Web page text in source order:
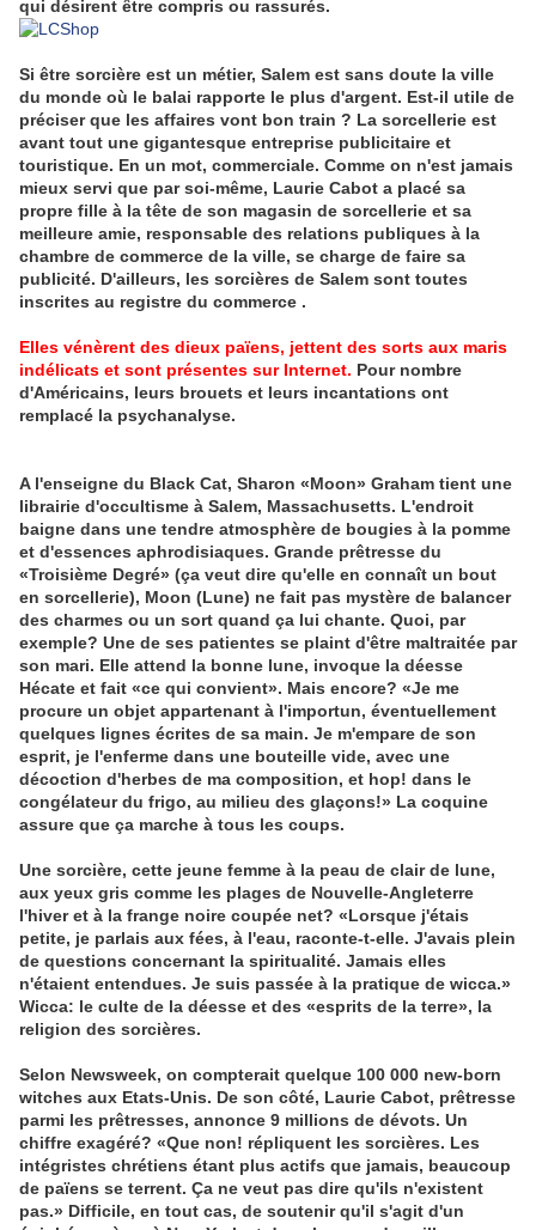
qui désirent être compris ou rassurés.
Si être sorcière est un métier, Salem est sans doute la ville
du monde où le balai rapporte le plus d'argent. Est-il utile de
préciser que les affaires vont bon train ? La sorcellerie est
avant tout une gigantesque entreprise publicitaire et
touristique. En un mot, commerciale. Comme on n'est jamais
mieux servi que par soi-même, Laurie Cabot a placé sa
propre fille à la tête de son magasin de sorcellerie et sa
meilleure amie, responsable des relations publiques à la
chambre de commerce de la ville, se charge de faire sa
publicité. D'ailleurs, les sorcières de Salem sont toutes
inscrites au registre du commerce .
Elles vénèrent des dieux païens, jettent des sorts aux maris
indélicats et sont présentes sur Internet. Pour nombre
d'Américains, leurs brouets et leurs incantations ont
remplacé la psychanalyse.
A l'enseigne du Black Cat, Sharon «Moon» Graham tient une
librairie d'occultisme à Salem, Massachusetts. L'endroit
baigne dans une tendre atmosphère de bougies à la pomme
et d'essences aphrodisiaques. Grande prêtresse du
«Troisième Degré» (ça veut dire qu'elle en connaît un bout
en sorcellerie), Moon (Lune) ne fait pas mystère de balancer
des charmes ou un sort quand ça lui chante. Quoi, par
exemple? Une de ses patientes se plaint d'être maltraitée par
son mari. Elle attend la bonne lune, invoque la déesse
Hécate et fait «ce qui convient». Mais encore? «Je me
procure un objet appartenant à l'importun, éventuellement
quelques lignes écrites de sa main. Je m'empare de son
esprit, je l'enferme dans une bouteille vide, avec une
décoction d'herbes de ma composition, et hop! dans le
congélateur du frigo, au milieu des glaçons!» La coquine
assure que ça marche à tous les coups.
Une sorcière, cette jeune femme à la peau de clair de lune,
aux yeux gris comme les plages de Nouvelle-Angleterre
l'hiver et à la frange noire coupée net? «Lorsque j'étais
petite, je parlais aux fées, à l'eau, raconte-t-elle. J'avais plein
de questions concernant la spiritualité. Jamais elles
n'étaient entendues. Je suis passée à la pratique de wicca.»
Wicca: le culte de la déesse et des «esprits de la terre», la
religion des sorcières.
Selon Newsweek, on compterait quelque 100 000 new-born
witches aux Etats-Unis. De son côté, Laurie Cabot, prêtresse
parmi les prêtresses, annonce 9 millions de dévots. Un
chiffre exagéré? «Que non! répliquent les sorcières. Les
intégristes chrétiens étant plus actifs que jamais, beaucoup
de païens se terrent. Ça ne veut pas dire qu'ils n'existent
pas.» Difficile, en tout cas, de soutenir qu'il s'agit d'un